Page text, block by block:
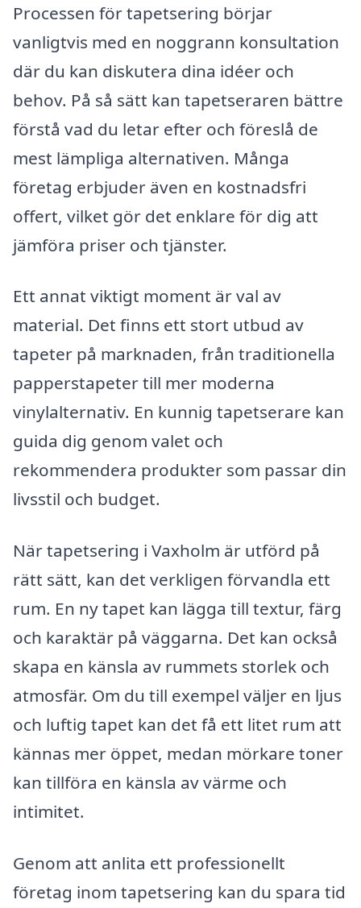
Processen för tapetsering börjar
vanligtvis med en noggrann konsultation
där du kan diskutera dina idéer och
behov. På så sätt kan tapetseraren bättre
förstå vad du letar efter och föreslå de
mest lämpliga alternativen. Många
företag erbjuder även en kostnadsfri
offert, vilket gör det enklare för dig att
jämföra priser och tjänster.
Ett annat viktigt moment är val av
material. Det finns ett stort utbud av
tapeter på marknaden, från traditionella
papperstapeter till mer moderna
vinylalternativ. En kunnig tapetserare kan
guida dig genom valet och
rekommendera produkter som passar din
livsstil och budget.
När tapetsering i Vaxholm är utförd på
rätt sätt, kan det verkligen förvandla ett
rum. En ny tapet kan lägga till textur, färg
och karaktär på väggarna. Det kan också
skapa en känsla av rummets storlek och
atmosfär. Om du till exempel väljer en ljus
och luftig tapet kan det få ett litet rum att
kännas mer öppet, medan mörkare toner
kan tillföra en känsla av värme och
intimitet.
Genom att anlita ett professionellt
företag inom tapetsering kan du spara tid